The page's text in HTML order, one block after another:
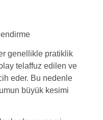
genellikle pratiklik
telaffuz edilen ve
eder. Bu nedenle
büyük kesimi